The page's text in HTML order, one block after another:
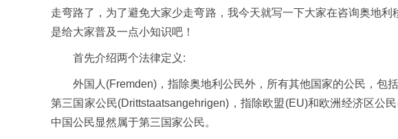
走弯路了，为了避免大家少走弯路，我今天就写一下大家在咨询奥地
是给大家普及一点小知识吧！
首先介绍两个法律定义:
外国人(Fremden)，指除奥地利公民外，所有其他国家的公民，包
第三国家公民(Drittstaatsangehrigen)，指除欧盟(EU)和欧洲经济区公
中国公民显然属于第三国家公民。